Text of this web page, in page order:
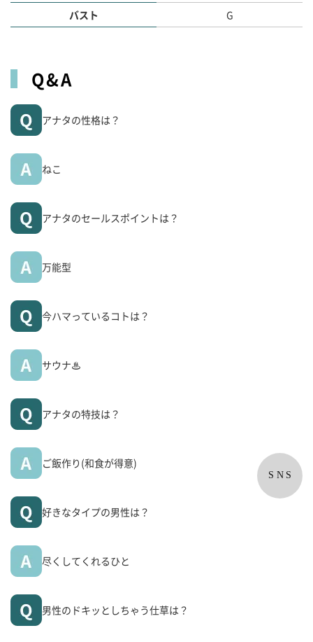
バスト
G
Q&A
アナタの性格は？
ねこ
アナタのセールスポイントは？
万能型
今ハマっているコトは？
サウナ♨
アナタの特技は？
ご飯作り(和食が得意)
好きなタイプの男性は？
尽くしてくれるひと
男性のドキッとしちゃう仕草は？
SNS